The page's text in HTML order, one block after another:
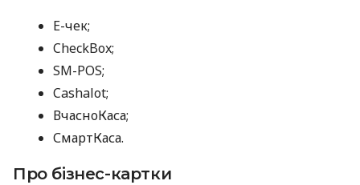
E-чек;
CheckBox;
SM-POS;
Cashalot;
ВчасноКаса;
СмартКаса.
Про бізнес-картки